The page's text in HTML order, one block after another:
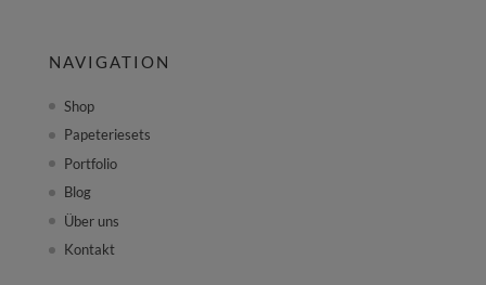
NAVIGATION
Shop
Papeteriesets
Portfolio
Blog
Über uns
Kontakt